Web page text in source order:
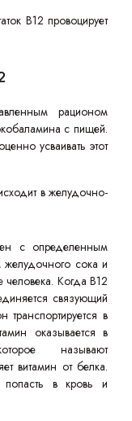
B12 провоцирует
рационом
с пищей.
усваивать этот
в желудочно-
с определенным
сока и
человека. Когда В12
связующий
в
оказывается в
называют
витамин от белка.
попасть в кровь и